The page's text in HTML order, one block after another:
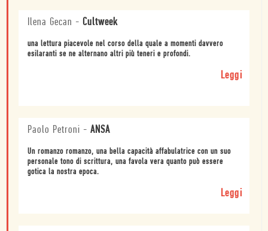
Ilena Gecan - Cultweek
una lettura piacevole nel corso della quale a momenti davvero
esilaranti se ne alternano altri più teneri e profondi.
Leggi
Paolo Petroni - ANSA
Un romanzo romanzo, una bella capacità affabulatrice con un suo
personale tono di scrittura, una favola vera quanto può essere
gotica la nostra epoca.
Leggi